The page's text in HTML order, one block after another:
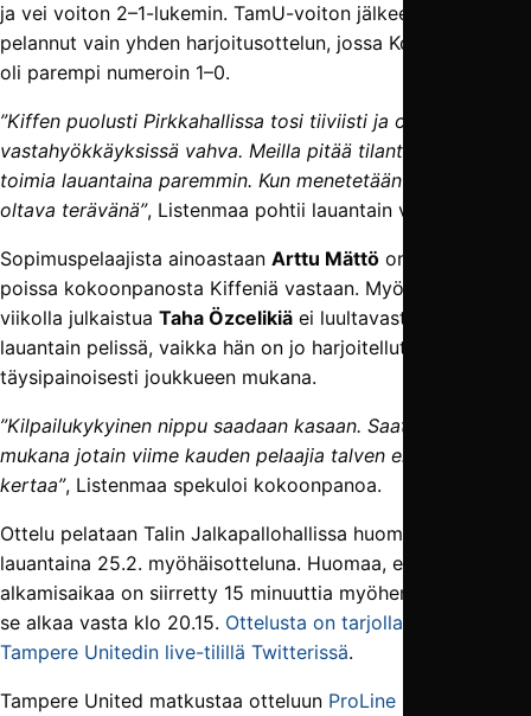
ja vei voiton 2–1-lukemin. TamU-voiton jälkeen Kiffen on
pelannut vain yhden harjoitusottelun, jossa Kolmosen HPS
oli parempi numeroin 1–0.
”Kiffen puolusti Pirkkahallissa tosi tiiviisti ja oli
vastahyökkäyksissä vahva. Meilla pitää tilanteenvaihdot
toimia lauantaina paremmin. Kun menetetään pallo, on
oltava terävänä”, Listenmaa pohtii lauantain vastustajaa.
Sopimuspelaajista ainoastaan Arttu Mättö on varmasti
poissa kokoonpanosta Kiffeniä vastaan. Myöskään viime
viikolla julkaistua Taha Özcelikiä ei luultavasti nähdä vielä
lauantain pelissä, vaikka hän on jo harjoitellut
täysipainoisesti joukkueen mukana.
”Kilpailukykyinen nippu saadaan kasaan. Saattaa olla
mukana jotain viime kauden pelaajia talven ensimmäistä
kertaa”, Listenmaa spekuloi kokoonpanoa.
Ottelu pelataan Talin Jalkapallohallissa huomenna
lauantaina 25.2. myöhäisotteluna. Huomaa, että ottelun
alkamisaikaa on siirretty 15 minuuttia myöhemmäksi, että
se alkaa vasta klo 20.15. Ottelusta on tarjolla seuranta
Tampere Unitedin live-tilillä Twitterissä.
Tampere United matkustaa otteluun ProLine Charterin